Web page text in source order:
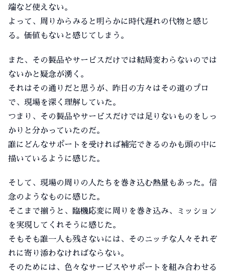
端など使えない。
よって、周りからみると明らかに時代遅れの代物と感じ
る。価値もないと感じてしまう。
また、その製品やサービスだけでは結局変わらないのでは
ないかと疑念が湧く。
それはその通りだと思うが、昨日の方々はその道のプロ
で、現場を深く理解していた。
つまり、その製品やサービスだけでは足りないものをしっ
かりと分かっていたのだ。
誰にどんなサポートを受ければ補完できるのかも頭の中に
描いているように感じた。
そして、現場の周りの人たちを巻き込む熱量もあった。信
念のようなものに感じた。
そこまで揃うと、臨機応変に周りを巻き込み、ミッション
を実現してくれそうに感じた。
そもそも誰一人も残さないには、そのニッチな人々それぞ
れに寄り添わなければならない。
そのためには、色々なサービスやサポートを組み合わせる